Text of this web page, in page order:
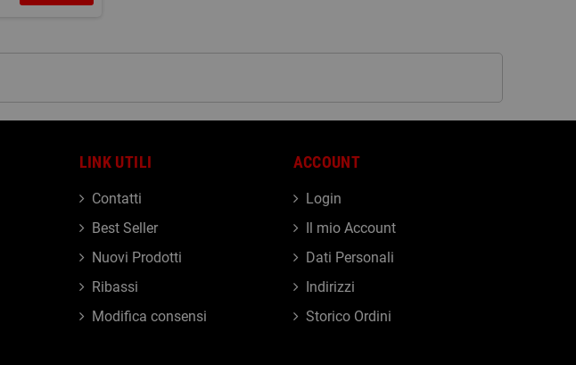
LINK UTILI
Contatti
Best Seller
Nuovi Prodotti
Ribassi
Modifica consensi
ACCOUNT
Login
Il mio Account
Dati Personali
Indirizzi
Storico Ordini